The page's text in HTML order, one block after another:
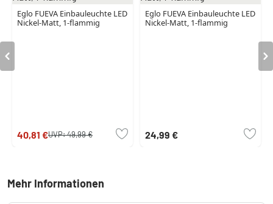
Eglo FUEVA Einbauleuchte LED
Nickel-Matt, 1-flammig
40,81 €UVP:49,99 €
Eglo FUEVA Einbauleuchte LED
Nickel-Matt, 1-flammig
24,99 €
Mehr Informationen